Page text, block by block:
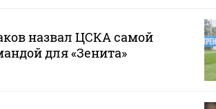
назвал ЦСКА самой
для «Зенита»